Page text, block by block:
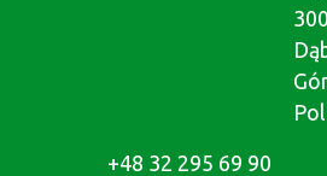
300
+48 32 295 69 90